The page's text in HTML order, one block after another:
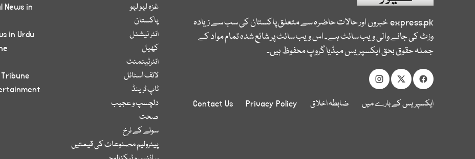
express.pkخبروں اور حالات حاضرہ سے متعلق پاکستان کی سب سے زیادہ
وزٹ کی جانے والی ویب سائٹ ہے۔ اس ویب سائٹ پر شائع شدہ تمام مواد کے
جملہ حقوق بحق ایکسپریس میڈیا گروپ محفوظ ہیں۔
ایکسپریس کے بارے میں ضابطہ اخلاق Privacy Policy
Contact Us
غزہ لہو لہو
پاکستان
انٹر نیشنل
کھیل
انٹرٹینمنٹ
لائف اسٹائل
ٹاپ ٹرینڈ
دلچسپ و عجیب
صحت
سونے کے نرخ
پیٹرولیم مصنوعات کی قیمتیں
in
in Urdu